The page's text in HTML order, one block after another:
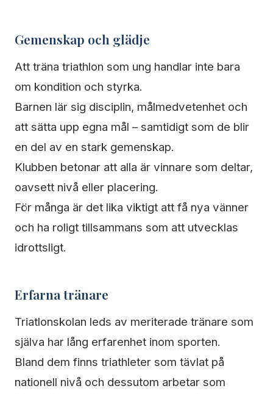
Gemenskap och glädje
Att träna triathlon som ung handlar inte bara
om kondition och styrka.
Barnen lär sig disciplin, målmedvetenhet och
att sätta upp egna mål – samtidigt som de blir
en del av en stark gemenskap.
Klubben betonar att alla är vinnare som deltar,
oavsett nivå eller placering.
För många är det lika viktigt att få nya vänner
och ha roligt tillsammans som att utvecklas
idrottsligt.
Erfarna tränare
Triatlonskolan leds av meriterade tränare som
själva har lång erfarenhet inom sporten.
Bland dem finns triathleter som tävlat på
nationell nivå och dessutom arbetar som